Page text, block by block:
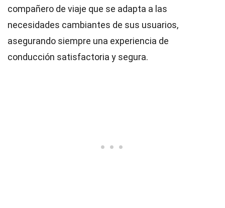
compañero de viaje que se adapta a las
necesidades cambiantes de sus usuarios,
asegurando siempre una experiencia de
conducción satisfactoria y segura.